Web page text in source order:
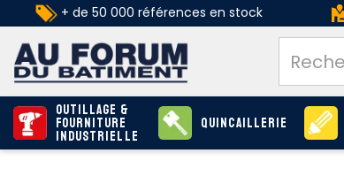
+ de 50 000 références en stock
Outillage &
Fourniture
industrielle
Quincaillerie